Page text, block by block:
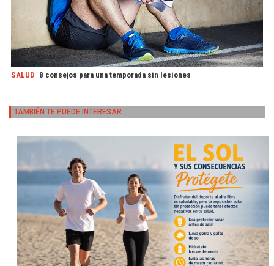
SALUD 8 consejos para una temporada sin lesiones
TAMBIÉN TE PUEDE INTERESAR